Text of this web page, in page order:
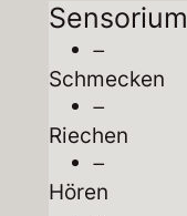
Sensorium
–
Schmecken
–
Riechen
–
Hören